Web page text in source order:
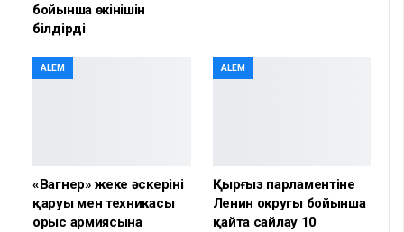
бойынша өкінішін
білдірді
ALEM
«Вагнер» жеке әскерінің
қаруы мен техникасы
орыс армиясына
ALEM
Қырғыз парламентіне
Ленин округы бойынша
қайта сайлау 10